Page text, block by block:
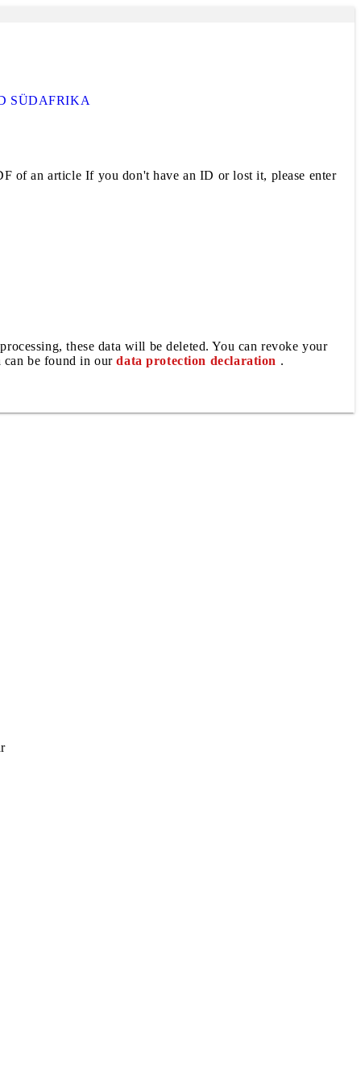
SÜDAFRIKA
of an article If you don't have an ID or lost it, please enter
these data will be deleted. You can revoke your
can be found in ourdata protection declaration .